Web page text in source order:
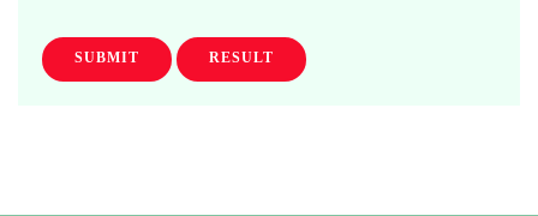
SUBMIT RESULT